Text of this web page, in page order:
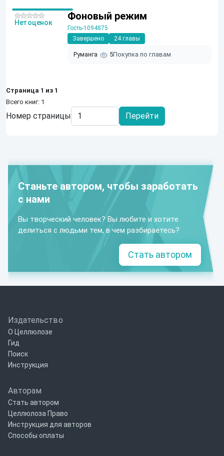
Фоновый режим
Гость-1094875
Завершено
24 главы
Руманга 5Покупка по главам
Нет оценок
Страница 1 из 1
Всего книг: 1
Номер страницы Перейти
Станьте автором, чтобы заработать
с нами
Вы творческий человек? Вы любите и хотите
делиться с людьми тем, в чем разбираетесь?
Стать автором
Издательство
О Целлюлозе
Гид
Поиск
Инструкция
Авторам
Стать автором
Целлюлоза Право
Инструкция для авторов
Способы оплаты